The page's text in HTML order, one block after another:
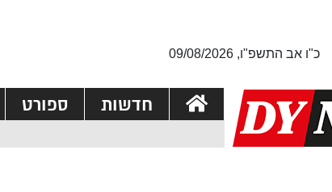
כ"ו אב התשפ"ו, 09/08/2026
חדשות ספורט